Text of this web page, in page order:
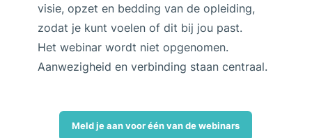
visie, opzet en bedding van de opleiding,
zodat je kunt voelen of dit bij jou past.
Het webinar wordt niet opgenomen.
Aanwezigheid en verbinding staan centraal.
Meld je aan voor één van de webinars